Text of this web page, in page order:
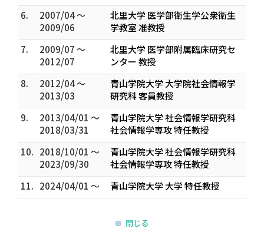
6.
2007/04 ～
2009/06
北里大学 医学部衛生学公衆衛生
学教室 准教授
7.
2009/07 ～
2012/07
北里大学 医学部附属臨床研究セ
ンター 教授
8.
2012/04 ～
2013/03
青山学院大学 大学院社会情報学
研究科 客員教授
9.
2013/04/01 ～
2018/03/31
青山学院大学 社会情報学研究科
社会情報学専攻 特任教授
10. 2018/10/01 ～
2023/09/30
青山学院大学 社会情報学研究科
社会情報学専攻 特任教授
11. 2024/04/01 ～ 青山学院大学 大学 特任教授
閉じる